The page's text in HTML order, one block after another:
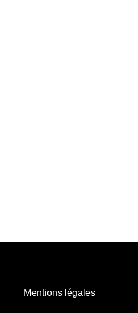
Mentions légales